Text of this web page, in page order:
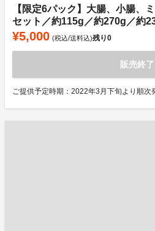
【限定6パック】大腸、小腸、
セット／約115g／約270g／約
¥5,000 (税込/送料込)残り0
販売終了
ご提供予定時期：2022年3月下旬より順次